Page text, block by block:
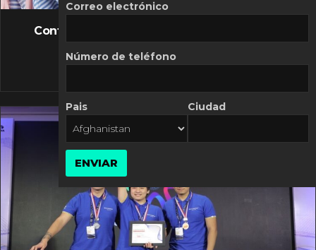
FLASH NEWS
Controversia de Mercado Libre por costos
10 MARZO, 2026
Correo electrónico
Número de teléfono
Pais Ciudad
ENVIAR